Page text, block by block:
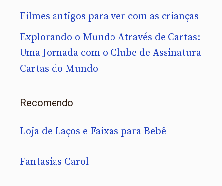
Filmes antigos para ver com as crianças
Explorando o Mundo Através de Cartas:
Uma Jornada com o Clube de Assinatura
Cartas do Mundo
Recomendo
Loja de Laços e Faixas para Bebê
Fantasias Carol